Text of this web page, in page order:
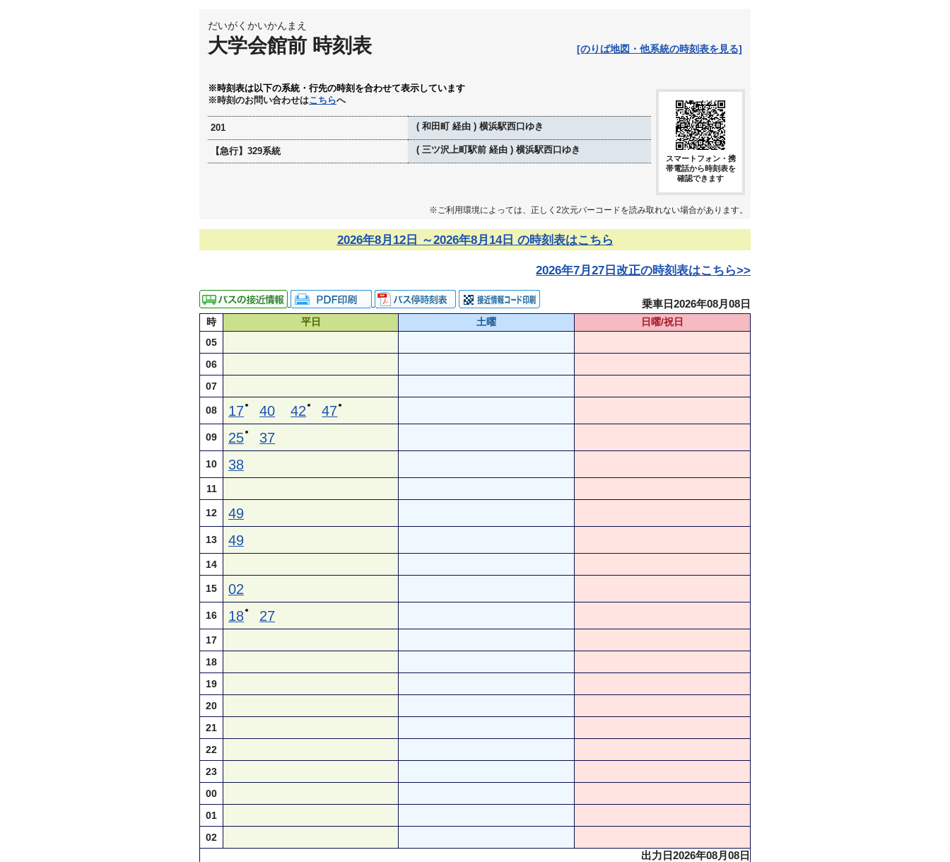
だいがくかいかんまえ
大学会館前 時刻表 [のりば地図・他系統の時刻表を見る]
※時刻表は以下の系統・行先の時刻を合わせて表示しています
※時刻のお問い合わせはこちらへ
201 ( 和田町 経由 ) 横浜駅西口ゆき
【急行】329系統 ( 三ツ沢上町駅前 経由 ) 横浜駅西口ゆき
スマートフォン・携
帯電話から時刻表を
確認できます
※ご利用環境によっては、正しく2次元バーコードを読み取れない場合があります。
2026年8月12日 ～2026年8月14日 の時刻表はこちら
2026年7月27日改正の時刻表はこちら>>
乗車日2026年08月08日
時 平日 土曜
日曜/祝日
05
06
07
08 17● 40 42 ● 47●
09 25● 37
10 38
11
12 49
13 49
14
15 02
16 18● 27
17
18
19
20
21
22
23
00
01
02
出力日2026年08月08日